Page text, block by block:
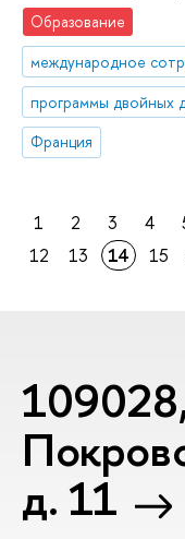
Образование
международное
программы двойных
Франция
1 2 3 4
12
13 14 15
д. 11